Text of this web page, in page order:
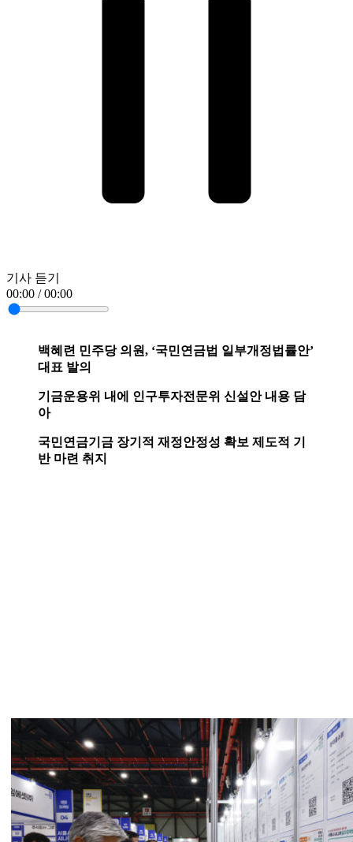
기사 듣기
00:00 / 00:00
백혜련 민주당 의원, ‘국민연금법 일부개정법률안’
대표 발의
기금운용위 내에 인구투자전문위 신설안 내용 담
아
국민연금기금 장기적 재정안정성 확보 제도적 기
반 마련 취지